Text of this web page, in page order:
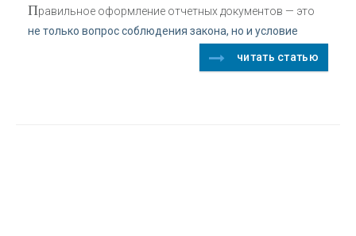
Правильное оформление отчетных документов — это
не только вопрос соблюдения закона, но и условие
читать статью